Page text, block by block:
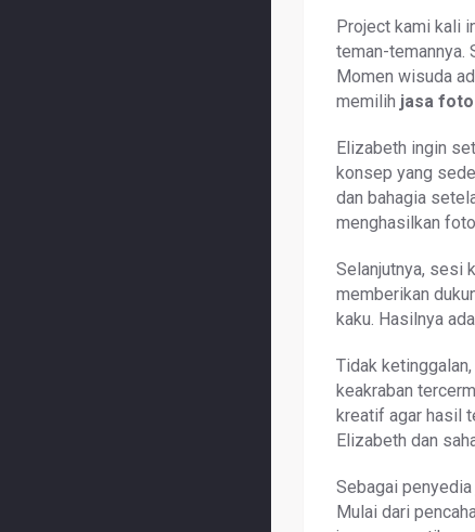
Project kami kali
teman-temannya.
Momen wisuda
memilih jasa
Elizabeth ingin
konsep yang
dan bahagia
menghasilkan
Selanjutnya, sesi
memberikan
kaku. Hasilnya
Tidak
keakraban
kreatif agar hasil
Elizabeth dan
Sebagai penyedia
Mulai dari